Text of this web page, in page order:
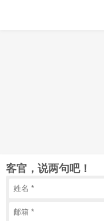
客官，说两句吧！